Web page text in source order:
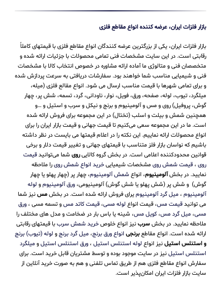
بازار فلزات ایران، عرضه کننده انواع مقاطع فلزی
بازار فلزات ایران، یکی از بزرگترین عرضه کنندگان انواع مقاطع فلزی با قیمتهای کاملاً
رقابتی است. در این سایت مشخصات فنی تمامی محصولات با جزئیات ارائه شده و
متخصصان فنی و متالوژی ما آماده ارائه مشاوره در خصوص انتخاب کالا با مشخصات
فنی و شیمیایی مناسب شما خواهند بود. سفارشات دریافتی به سرعت پردازش شده
و برای تمامی شهرها با قیمت مناسب ارسال می شود. انواع مقالع فلزی (میله،
میلگرد، تیوب، لوله، صفحه، ورق، فویل، نوار، ناودانی، گرد، تسمه، شش پر، چهار
گوش، پروفیل) روی و مس و آلومینیوم و برنج و نیکل و سرب و استیل و …و
همچنین شمش و بیلت و اسلب (تختال) در این مجموعه برای فروش ارائه شده
است. ما در این مجموعه سعی می‌کنیم تا قیمت جهانی و قیمت بازار ایران را برای
انواع محصولات ارائه نماییم. این نکته را در اعلام قیمتها می بایست در نظر داشته
باشیم که نواسان بازار فلز متناسب با قیمتهای جهانی و تغییر قیمت دلار و برخی
قوانین محدودکننده اعلامی است. در بخش گروه کالاییروی شما می‌توانیدقیمت
روی ، قیمت شمش رویمشخصات شیمیاییخرید انواع شمش رویرا ملاحظه
نمایید. در بخشآلومینیوم، انواع شمش آلومینیوم، چهار پر (چهار پهلو یا چهار
گوش) و شش پر (شش پهلو یا شش گوش) آلومینیومی، ورق آلومینیومو لوله
آلومینیوم ، میل گرد آلومینیومیرای فروش ارائه شده است. در بخشمسنیز شما
می توانیدقیمت مس، قیمت انواع لوله مسی، قیمت کاتد مسو تسمه مسی ، ورق
مسی، میل گرد مس، کویل مس، شینه یا باس بار در ضخامت و مدل های مختلف را
ملاحظه نمایید. در بخشسربنیز انواع خلوصخرید شمش سرببا قیمتهای رقابتی
ارائه شده است. انواع مقاطعبرنجی انواع ورق برنج، میل گرد برنجو لوله (تیوب) برنج
و استنلس استیلنیز انواع لوله استنلس استیل ، ورق استنلس استیلومیلگرد
استنلس استیلنیز در سایت موجود بوده و توسط مشتریان قابل خرید است. برای
سفارش انواع مقاطع فلزی هم از طریق تماس تلفنی و هم به صورت خرید آنلاین از
سایت بازار فلزات ایران امکان‌پذیر است.